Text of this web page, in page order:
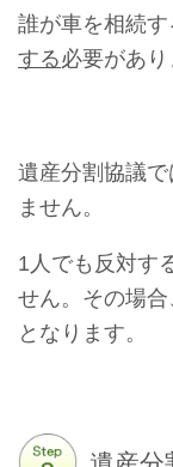
誰が車を相続す
する必要があり
遺産分割協議
ません。
1人でも反対す
せん。その場
となります。